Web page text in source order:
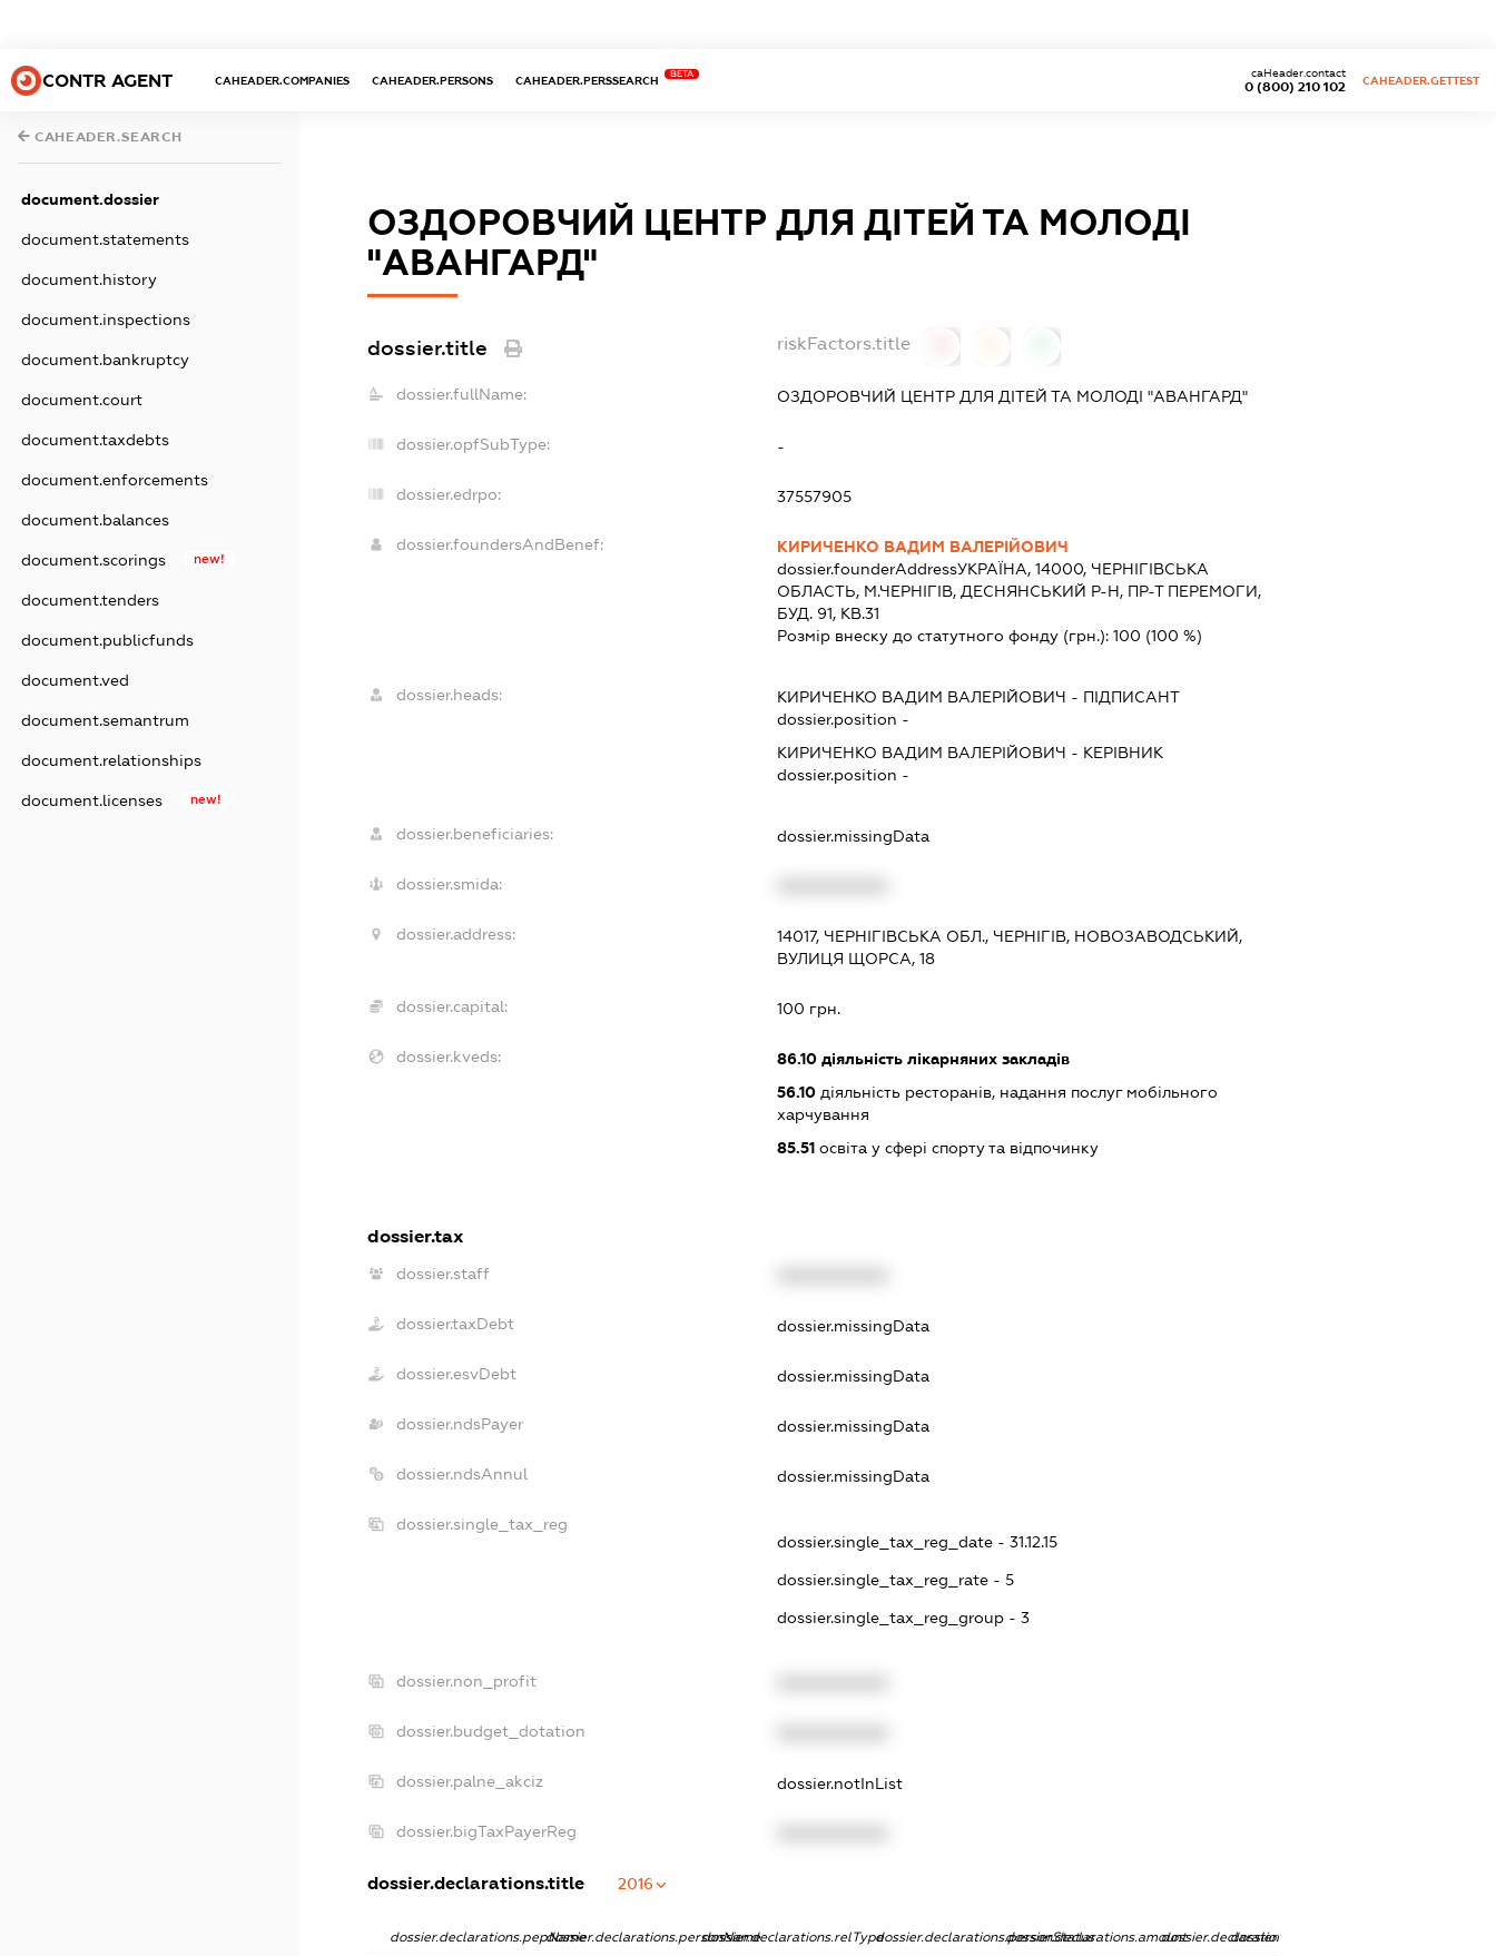
CONTR AGENT CAHEADER.COMPANIES CAHEADER.PERSONS CAHEADER.PERSSEARCH
BETA
0 (800) 210 102
caHeader.contact
CAHEADER.GETTEST
CAHEADER.SEARCH
document.dossier
document.statements
document.history
document.inspections
document.bankruptcy
document.court
document.taxdebts
document.enforcements
document.balances
document.scorings new!
document.tenders
document.publicfunds
document.ved
document.semantrum
document.relationships
document.licenses new!
ОЗДОРОВЧИЙ ЦЕНТР ДЛЯ ДІТЕЙ ТА МОЛОДІ
"АВАНГАРД"
dossier.title riskFactors.title
dossier.fullName: ОЗДОРОВЧИЙ ЦЕНТР ДЛЯ ДІТЕЙ ТА МОЛОДІ "АВАНГАРД"
dossier.opfSubType: -
dossier.edrpo: 37557905
dossier.foundersAndBenef:
КИРИЧЕНКО ВАДИМ ВАЛЕРІЙОВИЧ
dossier.founderAddressУКРАЇНА, 14000, ЧЕРНIГIВСЬКА
ОБЛАСТЬ, М.ЧЕРНІГІВ, ДЕСНЯНСЬКИЙ Р-Н, ПР-Т ПЕРЕМОГИ,
БУД. 91, КВ.31
Розмір внеску до статутного фонду (грн.):100 (100 %)
dossier.heads: КИРИЧЕНКО ВАДИМ ВАЛЕРІЙОВИЧ - ПІДПИСАНТ
dossier.position -
КИРИЧЕНКО ВАДИМ ВАЛЕРІЙОВИЧ - КЕРІВНИК
dossier.position -
dossier.beneficiaries: dossier.missingData
dossier.smida:
dossier.address:
14017, ЧЕРНІГІВСЬКА ОБЛ., ЧЕРНІГІВ, НОВОЗАВОДСЬКИЙ,
ВУЛИЦЯ ЩОРСА, 18
dossier.capital: 100 грн.
dossier.kveds: 86.10 діяльність лікарняних закладів
56.10 діяльність ресторанів, надання послуг мобільного
харчування
85.51 освіта у сфері спорту та відпочинку
dossier.tax
dossier.staff
dossier.taxDebt dossier.missingData
dossier.esvDebt dossier.missingData
dossier.ndsPayer dossier.missingData
dossier.ndsAnnul dossier.missingData
dossier.single_tax_reg
dossier.single_tax_reg_date - 31.12.15
dossier.single_tax_reg_rate - 5
dossier.single_tax_reg_group - 3
dossier.non_profit
dossier.budget_dotation
dossier.palne_akciz dossier.notInList
dossier.bigTaxPayerReg
dossier.declarations.title 2016
dossier.declarations.pepNamedossier.declarations.personNamedossier.declarations.relTypedossier.declarations.personStatusdossier.declarations.amountdossier.declarations.currency
dossier.declarations.source